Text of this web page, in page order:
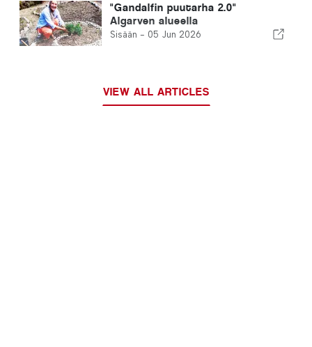
"Gandalfin puutarha 2.0"
Algarven alueella
Sisään - 05 Jun 2026
VIEW ALL ARTICLES